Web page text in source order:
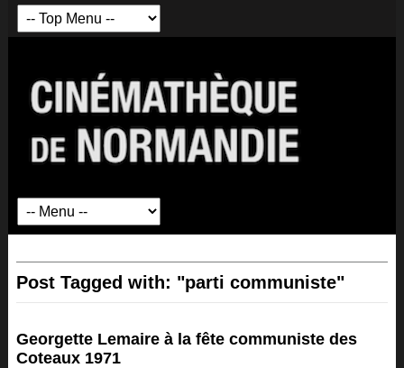
Post Tagged with: "parti communiste"
Georgette Lemaire à la fête communiste des
Coteaux 1971